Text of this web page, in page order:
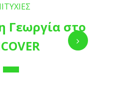
Γεωργία στο